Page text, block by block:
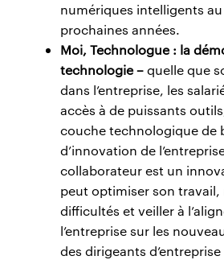
numériques intelligents
prochaines années.
Moi, Technologue : la
technologie –quelle que
dans l’entreprise, les
accès à de puissants
couche technologique de
d’innovation de
collaborateur est un
peut optimiser son travail,
difficultés et veiller à
l’entreprise sur les
des dirigeants